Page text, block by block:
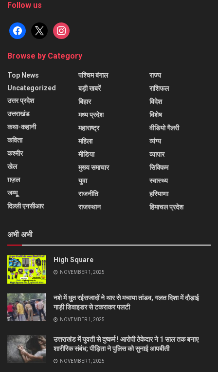
Follow us
facebook
x instagram
Browse by Category
Top News
Uncategorized
उत्तर प्रदेश
उत्तराखंड
कथा-कहानी
कविता
कश्मीर
खेल
ग़ज़ल
जम्मू
दिल्ली एनसीआर
पश्चिम बंगाल
बड़ी खबरें
बिहार
मध्य प्रदेश
महाराष्ट्र
महिला
मीडिया
मुख्य समाचार
युवा
राजनीति
राजस्थान
राज्य
राशिफल
विदेश
विशेष
वीडियो गैलरी
व्यंग्य
व्यापार
सिक्किम
स्वास्थ्य
हरियाणा
हिमाचल प्रदेश
अभी अभी
High Square
NOVEMBER 1, 2025
नशे में धुत रईसजादों ने थार से मचाया तांडव, गलत दिशा में दौड़ाई
गाड़ी डिवाइडर से टकराकर पलटी
NOVEMBER 1, 2025
उत्तराखंड में युवती से दुष्कर्म ! आरोपी ठेकेदार ने 1 साल तक बनाए
शारीरिक संबंध; पीड़िता ने पुलिस को सुनाई आपबीती
NOVEMBER 1, 2025